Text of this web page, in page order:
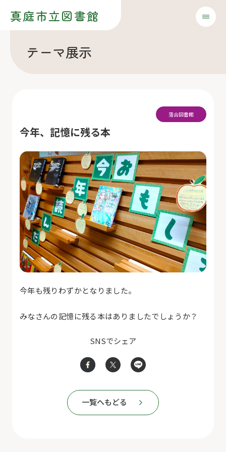
真庭市立図書館
テーマ展示
今年、記憶に残る本
落合図書館
今年も残りわずかとなりました。
みなさんの記憶に残る本はありましたでしょうか？
SNSでシェア
一覧へもどる